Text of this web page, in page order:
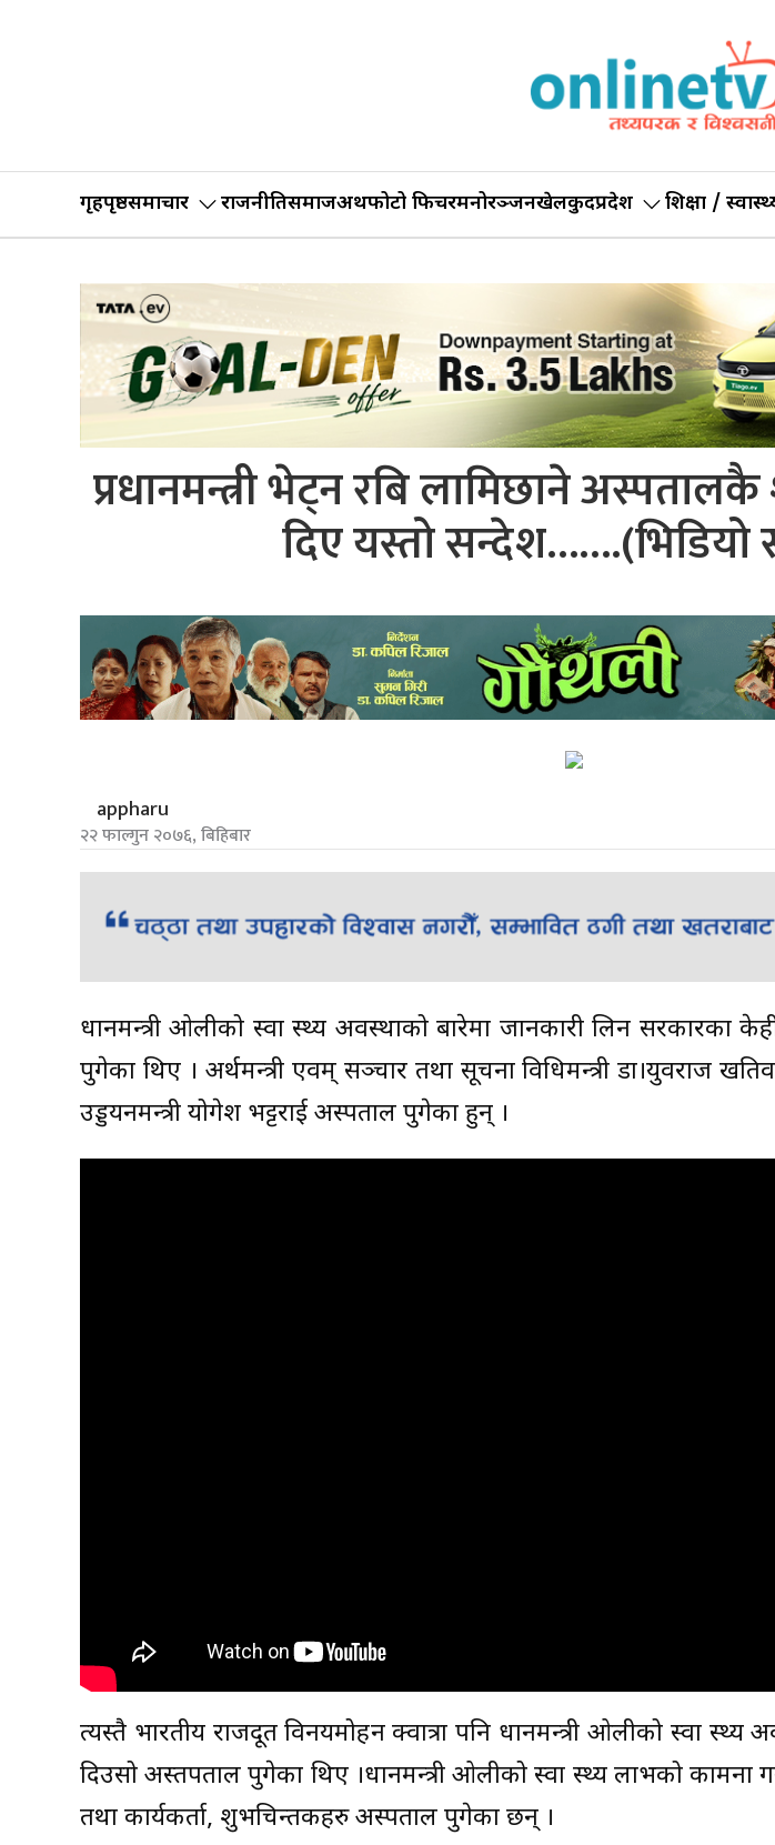
गृहपृष्ठसमाचार राजनीतिसमाजअर्थफोटो फिचरमनोरञ्जनखेलकुदप्रदेश शिक्षा /
प्रधानमन्त्री भेट्न रबि लामिछाने
दिए यस्तो सन्देश…….(भिडियो
appharu
२२ फाल्गुन २०७६, बिहिबार
प्रधानमन्त्री ओलीको स्वा स्थ्य अवस्थाको बारेमा जानकारी लिन सरकारका
पुगेका थिए । अर्थमन्त्री एवम् सञ्चार तथा सूचना प्रविधिमन्त्री डा।युवराज
उड्डयनमन्त्री योगेश भट्टराई अस्पताल पुगेका हुन् ।
त्यस्तै भारतीय राजदूत विनयमोहन क्वात्रा पनि प्रधानमन्त्री ओलीको स्वा
दिउसो अस्तपताल पुगेका थिए ।प्रधानमन्त्री ओलीको स्वा स्थ्य लाभको कामना
तथा कार्यकर्ता, शुभचिन्तकहरु अस्पताल पुगेका छन् ।